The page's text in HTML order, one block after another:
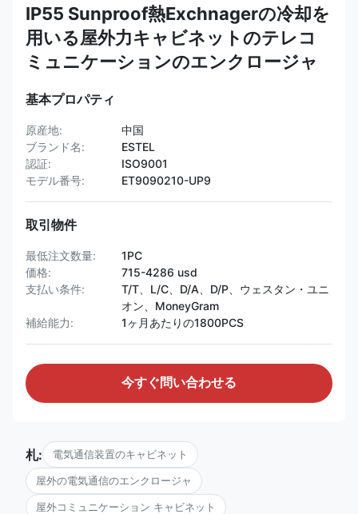
IP55 Sunproof熱Exchnagerの冷却を
用いる屋外力キャビネットのテレコ
ミュニケーションのエンクロージャ
基本プロパティ
原産地:
中国
ブランド名:
ESTEL
認証:
ISO9001
モデル番号:
ET9090210-UP9
取引物件
最低注文数量:
1PC
価格:
715-4286 usd
支払い条件:
T/T、L/C、D/A、D/P、ウェスタン・ユニ
オン、MoneyGram
補給能力:
1ヶ月あたりの1800PCS
今すぐ問い合わせる
札: 電気通信装置のキャビネット
屋外の電気通信のエンクロージャ
屋外コミュニケーション キャビネット